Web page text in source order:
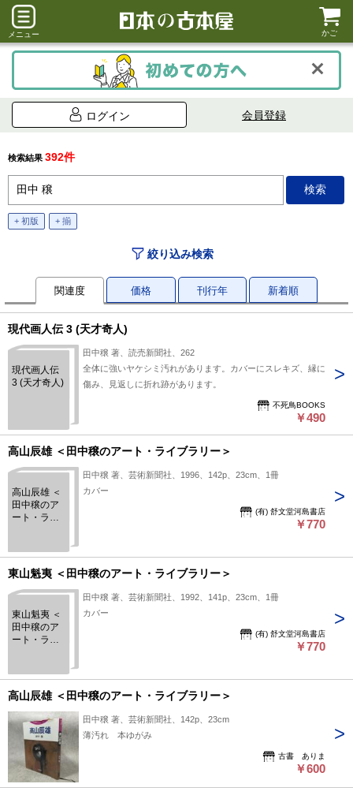
メニュー かご
ログイン 会員登録
検索結果 392件
+ 初版 + 揃
絞り込み検索
関連度 価格 刊行年 新着順
現代画人伝 3 (天才奇人)
現代画人伝
3 (天才奇人)
田中穣 著、読売新聞社、262
全体に強いヤケシミ汚れがあります。カバーにスレキズ、縁に
傷み、見返しに折れ跡があります。
不死鳥BOOKS
￥490
高山辰雄 ＜田中穣のアート・ライブラリー＞
高山辰雄 ＜
田中穣のア
ート・ライ
田中穣 著、芸術新聞社、1996、142p、23cm、1冊
カバー
(有) 舒文堂河島書店
￥770
東山魁夷 ＜田中穣のアート・ライブラリー＞
東山魁夷 ＜
田中穣のア
ート・ライ
田中穣 著、芸術新聞社、1992、141p、23cm、1冊
カバー
(有) 舒文堂河島書店
￥770
高山辰雄 ＜田中穣のアート・ライブラリー＞
田中穣 著、芸術新聞社、142p、23cm
薄汚れ 本ゆがみ
古書 ありま
￥600